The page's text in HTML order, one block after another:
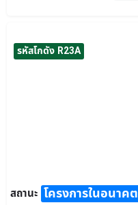
รหัสโกดัง R23A
สถานะ โครงการในอนาคต